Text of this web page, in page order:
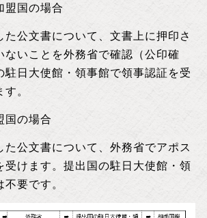
国の場合
た公文書について、文書上に押印さ
ないことを外務省で確認（公印確
駐日大使館・領事館で領事認証を受
。
の場合
た公文書について、外務省でアポス
受けます。提出国の駐日大使館・領
要です。